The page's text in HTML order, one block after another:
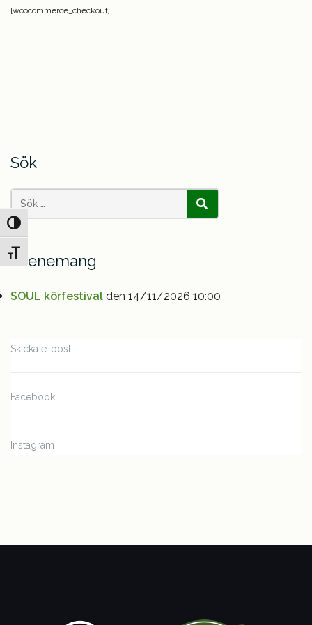
Slå på/av hög kontrast
Slå på/av textstorlek
[woocommerce_checkout]
Sök
Search
for:
SÖK
Evenemang
SOUL körfestival den 14/11/2026 10:00
Skicka e-post
Facebook
Instagram